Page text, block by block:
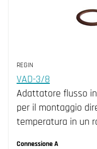
REGIN
VAD-3/8
Adattatore flusso
per il montaggio
temperatura in un
Connessione A